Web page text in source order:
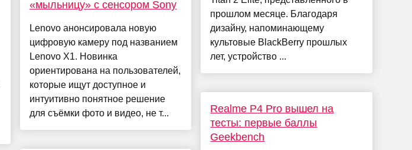
«мыльницу» с сенсором Sony
Lenovo анонсировала новую
цифровую камеру под названием
Lenovo X1. Новинка
ориентирована на пользователей,
которые ищут доступное и
интуитивно понятное решение
для съёмки фото и видео, не т...
прошлом месяце. Благодаря
дизайну, напоминающему
культовые BlackBerry прошлых
лет, устройство ...
Realme P4 Pro вышел на
тесты: первые баллы
Geekbench